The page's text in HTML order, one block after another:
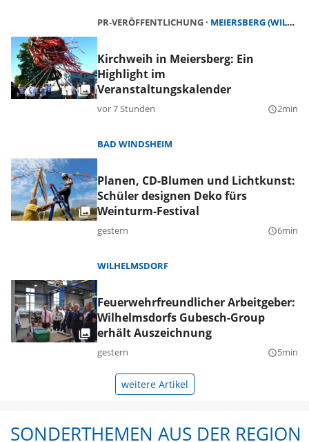
PR-VERÖFFENTLICHUNG MEIERSBERG (WILHERMSDORF)
Kirchweih in Meiersberg: Ein
Highlight im
Veranstaltungskalender
vor 7 Stunden query_builder2min
BAD WINDSHEIM
Planen, CD-Blumen und Lichtkunst:
Schüler designen Deko fürs
Weinturm-Festival
gestern query_builder6min
WILHELMSDORF
Feuerwehrfreundlicher Arbeitgeber:
Wilhelmsdorfs Gubesch-Group
erhält Auszeichnung
gestern query_builder5min
weitere Artikel
SONDERTHEMEN AUS DER REGION